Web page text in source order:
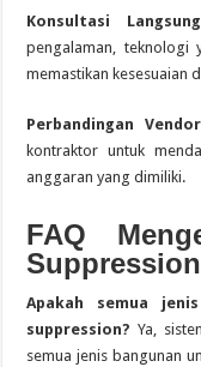
Konsultasi Langsung
pengalaman, teknologi
memastikan kesesuaian
Perbandingan Vendor
kontraktor untuk
anggaran yang dimiliki.
FAQ
Apakah semua
suppression? Ya,
semua jenis bangunan